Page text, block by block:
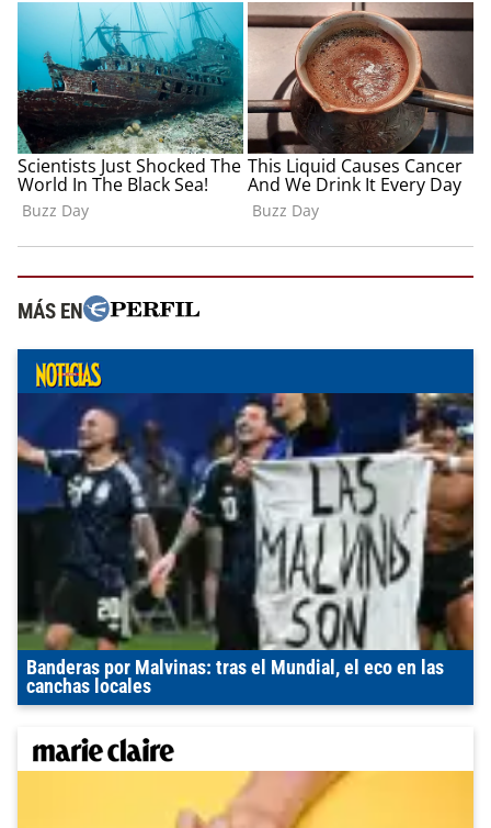
MÁS EN
Banderas por Malvinas: tras el Mundial, el eco en las
canchas locales